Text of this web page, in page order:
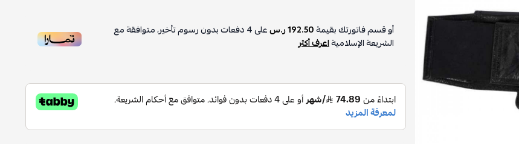
أو قسم فاتورتك بقيمة192.50 ر.س على4دفعات بدون رسوم تأخير، متوافقة مع
الشريعة الإسلاميةاعرف أكثر